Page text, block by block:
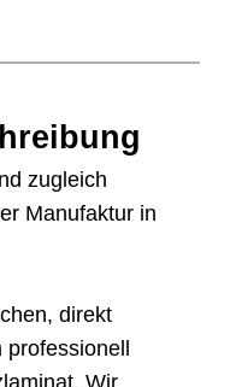
zugleich
Manufaktur in
direkt